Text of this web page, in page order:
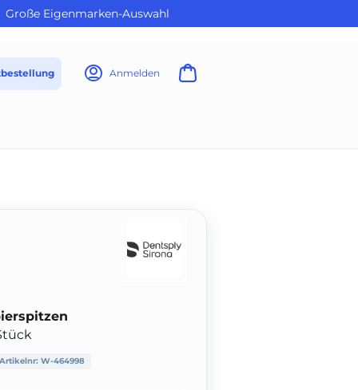
Große Eigenmarken-Auswahl
Anmelden
Artikelnr: W-464998